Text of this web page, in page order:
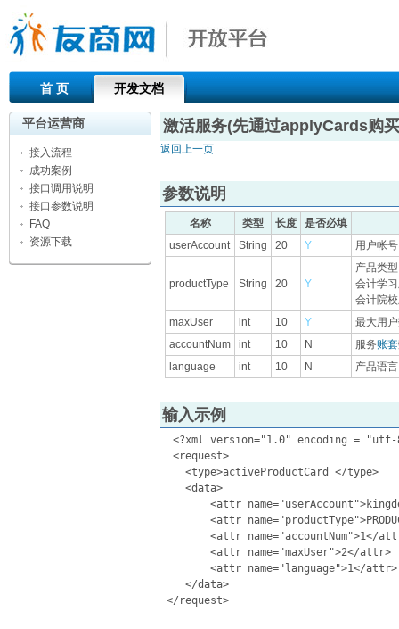
首 页 开发文档
激活服务(先通过applyCards购
返回上一页
参数说明
名称 类型 长度
是否必填
userAccount
String 20 Y 用户帐
productType String 20 Y
产品类
会计学
会计院
maxUser
int 10 Y
最大用
accountNum
int 10 N 服务账套
language
int 10 N 产品语
输入示例
<?xml version="1.0" encoding =
  <request>
    <type>activeProductCard </type>
    <data>
<attr
<attr
<attr name="accountNum">1</
        <attr name="maxUser">2</attr>
        <attr name="language">1</attr>
    </data>
平台运营商
接入流程
成功案例
接口调用说明
接口参数说明
FAQ
资源下载